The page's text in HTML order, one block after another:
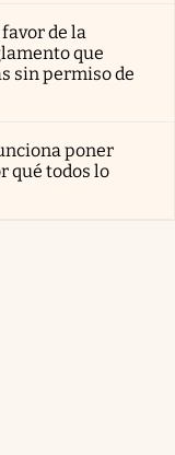
de la
que
sin permiso de
poner
qué todos lo